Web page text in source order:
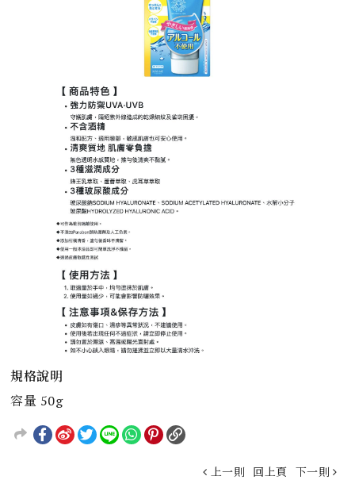
規格說明
容量 50g
上一則 回上頁 下一則